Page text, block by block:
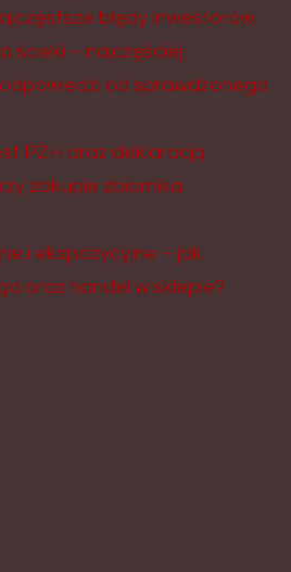
błędy inwestorów.
ścieki – najczęściej
od sprawdzonego
PZH oraz deklaracją
zakupie zbiornika
i ekspozycyjne – jak
oraz handel w sklepie?